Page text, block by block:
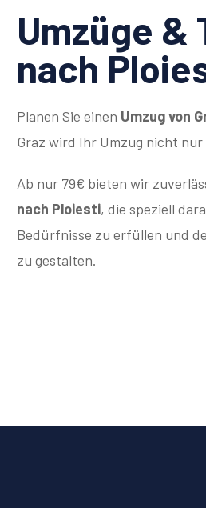
Umzüge &
nach
Planen Sie einen Umzug von
Graz wird Ihr Umzug nicht
Ab nur 79€ bieten wir
nach Ploiesti, die speziell
Bedürfnisse zu erfüllen und
zu gestalten.